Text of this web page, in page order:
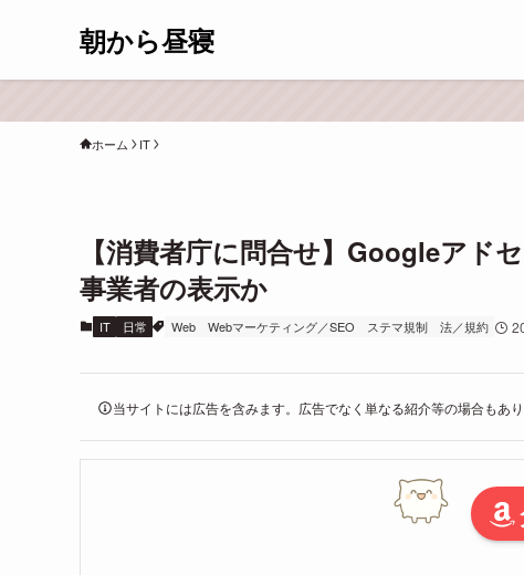
朝から昼寝
ホーム IT
【消費者庁に問合せ】Googleアド
事業者の表示か
IT 日常 Web Webマーケティング／SEO ステマ規制 法／規約
当サイトには広告を含みます。広告でなく単なる紹介等の場合もあり